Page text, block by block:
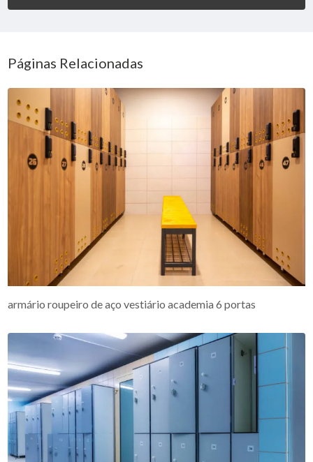
Páginas Relacionadas
armário roupeiro de aço vestiário academia 6 portas